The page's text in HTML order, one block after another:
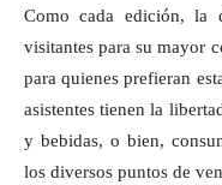
Como cada edición, la
visitantes para su mayor
para quienes prefieran
asistentes tienen la
y bebidas, o bien,
los diversos puntos de